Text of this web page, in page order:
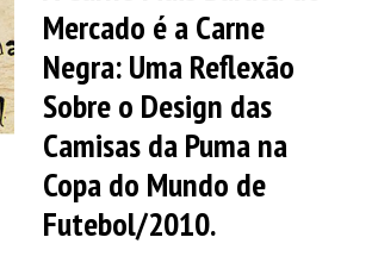
Mercado é a Carne
Negra: Uma Reflexão
Sobre o Design das
Camisas da Puma na
Copa do Mundo de
Futebol/2010.